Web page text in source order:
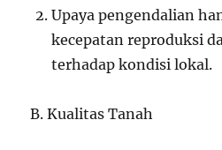
Upaya pengendalian
kecepatan reproduksi
terhadap kondisi lokal.
B. Kualitas Tanah